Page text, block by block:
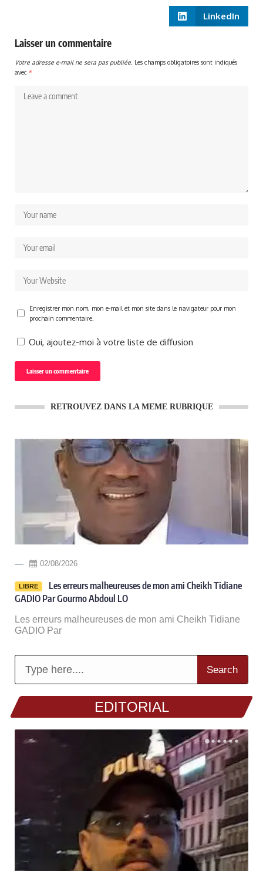
LinkedIn
Laisser un commentaire
Votre adresse e-mail ne sera pas publiée. Les champs obligatoires sont indiqués
avec *
Enregistrer mon nom, mon e-mail et mon site dans le navigateur pour mon
prochain commentaire.
Oui, ajoutez-moi à votre liste de diffusion
RETROUVEZ DANS LA MEME RUBRIQUE
02/08/2026
LIBRE
Les erreurs malheureuses de mon ami Cheikh Tidiane
GADIO Par Gourmo Abdoul LO
Les erreurs malheureuses de mon ami Cheikh Tidiane
GADIO Par
Search
EDITORIAL